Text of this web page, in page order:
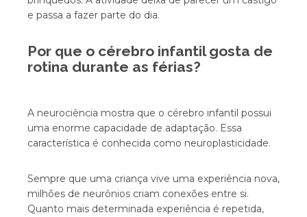
e passa a fazer parte do dia.
Por que o cérebro infantil gosta de
rotina durante as férias?
A neurociência mostra que o cérebro infantil possui
uma enorme capacidade de adaptação. Essa
característica é conhecida como neuroplasticidade.
Sempre que uma criança vive uma experiência nova,
milhões de neurônios criam conexões entre si.
Quanto mais determinada experiência é repetida,